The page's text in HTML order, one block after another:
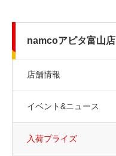
namcoアピタ富山店
店舗情報
イベント&ニュース
入荷プライズ